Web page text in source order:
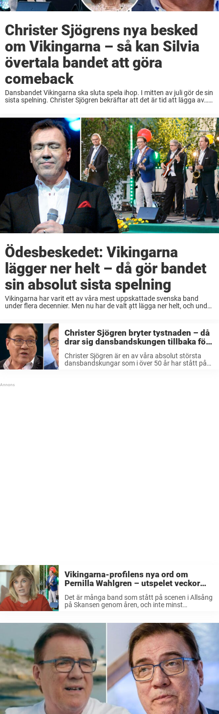
Christer Sjögrens nya besked
om Vikingarna – så kan Silvia
övertala bandet att göra
comeback
Dansbandet Vikingarna ska sluta spela ihop. I mitten av juli gör de sin
sista spelning. Christer Sjögren bekräftar att det är tid att lägga av…
Ödesbeskedet: Vikingarna
lägger ner helt – då gör bandet
sin absolut sista spelning
Vikingarna har varit ett av våra mest uppskattade svenska band
under flera decennier. Men nu har de valt att lägga ner helt, och under
Christer Sjögren bryter tystnaden – då
drar sig dansbandskungen tillbaka för
gott: ”Bäst att vara realist”
Christer Sjögren är en av våra absolut största
dansbandskungar som i över 50 år har stått på
Vikingarna-profilens nya ord om
Pernilla Wahlgren – utspelet veckor
innan hon tar över Allsång på Skansen
Det är många band som stått på scenen i Allsång
på Skansen genom åren, och inte minst
Wahlgren tar över rollen som programledare efter
...